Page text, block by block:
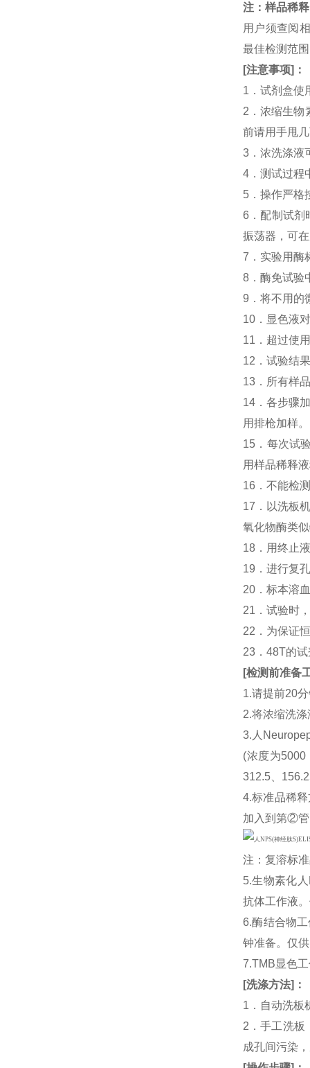
注：样品稀
用户须查阅
最佳检测范
[注意事项] ：
1．试剂盒使
2．浓缩生物
前请用手甩
3．浓洗涤液
4．测试过程
5．操作严格
6．配制试剂
振荡器，可
7．实验用酶
8．酶免试验
9．将不用的
10．显色液
11．超过使
12．试验结
13．所有样
14．各步骤
用排枪加样。
15．每次试
用样品稀释
16．不能检
17．以洗板
氧化物酶类
18．用终止
19．进行复
20．标本溶
21．试验时
22．为保证
23．48T的
[检测前准备
1.请提前20
2.将浓缩洗
3.人
(浓度为
312.5、
4.标准品稀
加入到第②
注：复溶标
5.生物素化
抗体工作液
6.酶结合物
钟准备。仅
7.TMB显色
[洗涤方法] ：
1．自动洗板
2．手工洗板
成孔间污染